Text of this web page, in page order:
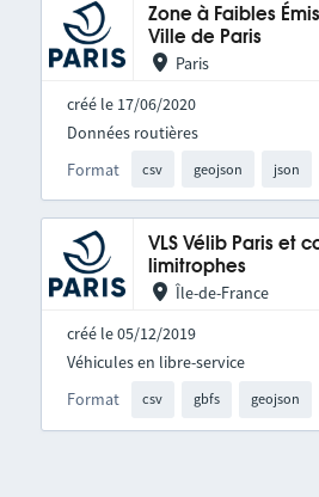
Zone à Faibles
Ville de Paris
Paris
créé le 17/06/2020
Format csv geojson json
Données routières
VLS Vélib Paris et
limitrophes
Île-de-France
créé le 05/12/2019
Format csv gbfs geojson
Véhicules en libre-service